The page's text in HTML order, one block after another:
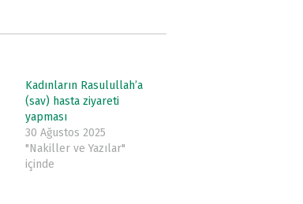
Kadınların Rasulullah’a
(sav) hasta ziyareti
yapması
30 Ağustos 2025
"Nakiller ve Yazılar"
içinde